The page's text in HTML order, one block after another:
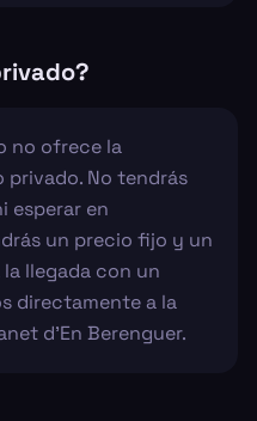
no ofrece la
No tendrás
esperar en
un precio fijo y un
llegada con un
directamente a la
d'En Berenguer.